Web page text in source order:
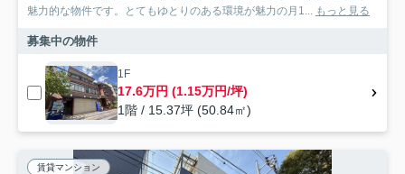
魅力的な物件です。とてもゆとりのある環境が魅力の月1... もっと見る
募集中の物件
1F
17.6万円 (1.15万円/坪)
1階 / 15.37坪 (50.84㎡)
賃貸マンション